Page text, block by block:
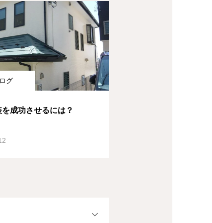
グ
成功させるには？